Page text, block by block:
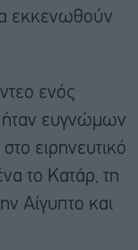
εκκενωθούν
ενός
ήταν ευγνώμων
ειρηνευτικό
το Κατάρ, τη
Αίγυπτο και